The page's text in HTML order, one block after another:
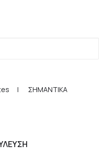
|
ΣΗΜΑΝΤΙΚΑ